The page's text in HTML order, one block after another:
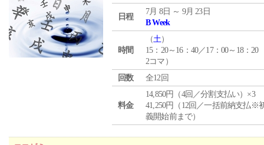
日程
7月 8日 ～ 9月 23日
B Week
時間
（土）
15：20～16：40／17：00～18：20
2コマ）
回数
全12回
料金
14,850円（4回／分割支払い）×3
41,250円（12回／一括前納支払※
義開始前まで）